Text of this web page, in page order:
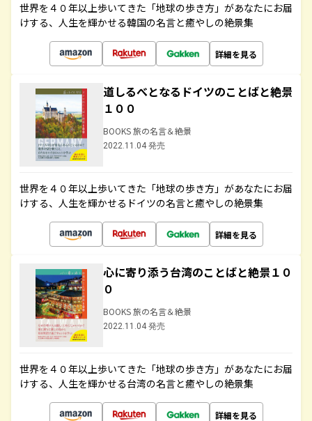
世界を４０年以上歩いてきた「地球の歩き方」があなたにお届
けする、人生を輝かせる韓国の名言と癒やしの絶景集
詳細を見る
道しるべとなるドイツのことばと絶景
１００
BOOKS 旅の名言＆絶景
2022.11.04 発売
世界を４０年以上歩いてきた「地球の歩き方」があなたにお届
けする、人生を輝かせるドイツの名言と癒やしの絶景集
詳細を見る
心に寄り添う台湾のことばと絶景１０
０
BOOKS 旅の名言＆絶景
2022.11.04 発売
世界を４０年以上歩いてきた「地球の歩き方」があなたにお届
けする、人生を輝かせる台湾の名言と癒やしの絶景集
詳細を見る